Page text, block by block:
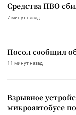
Средства ПВО
7 минут назад
Посол сообщил
11 минут назад
Взрывное
микроавтобусе